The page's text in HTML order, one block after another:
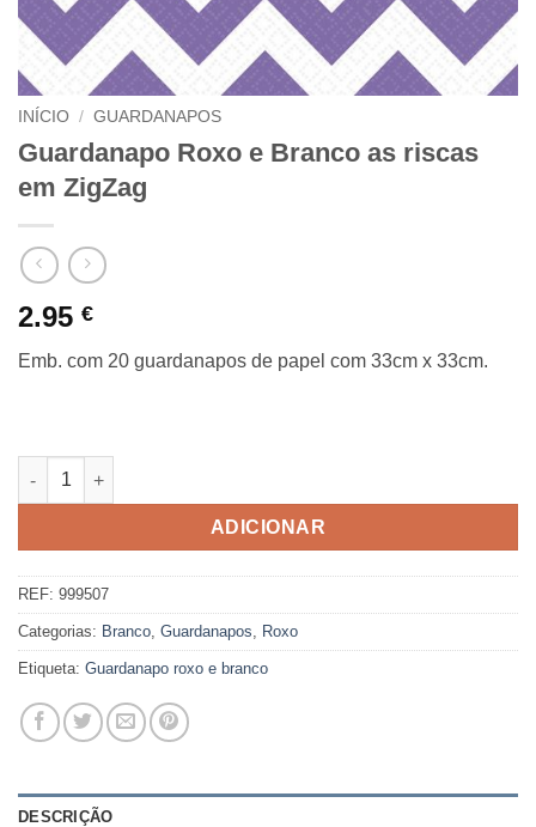
INÍCIO / GUARDANAPOS
Guardanapo Roxo e Branco as riscas
em ZigZag
2.95 €
Emb. com 20 guardanapos de papel com 33cm x 33cm.
Quantidade de Guardanapo Roxo e Branco as riscas em
ADICIONAR
REF: 999507
Categorias: Branco Guardanapos Roxo
Etiqueta: Guardanapo roxo e branco
DESCRIÇÃO